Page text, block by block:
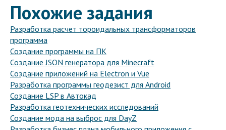
Похожие задания
Разработка расчет тороидальных трансформаторов
программа
Создание программы на ПК
Создание JSON генератора для Minecraft
Создание приложений на Electron и Vue
Разработка программы геодезист для Android
Создание LSP в Автокад
Разработка геотехнических исследований
Создание мода на выброс для DayZ